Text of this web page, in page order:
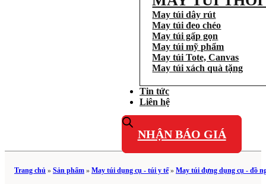
May túi dây rút
May túi đeo chéo
May túi gấp gọn
May túi mỹ phẩm
May túi Tote, Canvas
May túi xách quà tặng
Tin tức
Liên hệ
NHẬN BÁO GIÁ
Trang chủ » Sản phẩm » May túi dụng cụ - túi y tế» May túi đựng dụng cụ - đồ